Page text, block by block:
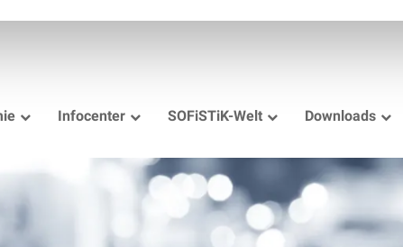
Infocenter SOFiSTiK-Welt Downloads